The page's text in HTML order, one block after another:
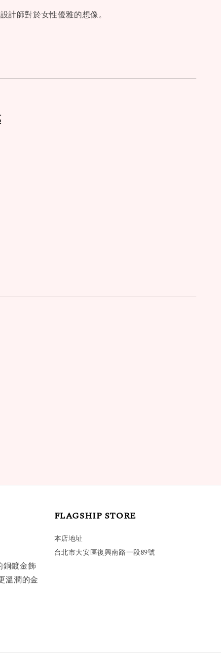
師對於女性優雅的想像。
銅鍍金飾
溫潤的金
FLAGSHIP STORE
本店地址
台北市大安區復興南路一段89號